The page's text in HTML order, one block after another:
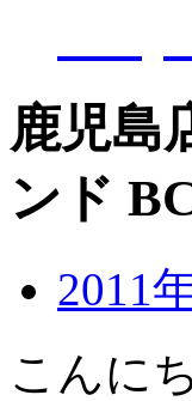
鹿児島
ンド
2011
こんに